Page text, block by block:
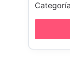
Categoría